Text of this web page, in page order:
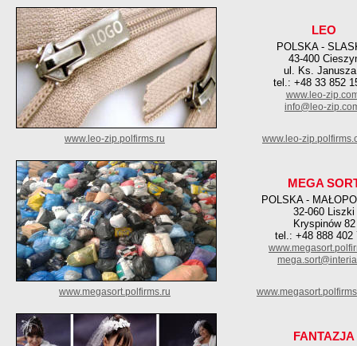
LEO
POLSKA -
43-400
ul. Ks.
tel.: +48 33 852
www.leo-
info@leo-
www.leo-zip.polfirms.ru www.leo-
MEGA
POLSKA -
32-060 Liszki
Kryspinów 82
tel.: +48 888 402
www.megasort.polfirms.ru
FANTAZJA